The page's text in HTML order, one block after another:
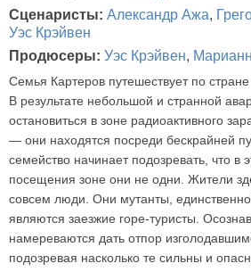
Сценаристы: Александр Ажа,
Уэс Крэйвен
Продюсеры: Уэс Крэйвен,
Семья Картеров путешествует по
В результате небольшой и странной
остановиться в зоне радиоактивного
— они находятся посреди бескрайней
семейство начинает подозревать, что в
посещения зоне они не одни. Жители
совсем люди. Они мутанты,
являются заезжие горе-туристы.
намереваются дать отпор
подозревая насколько те сильны и